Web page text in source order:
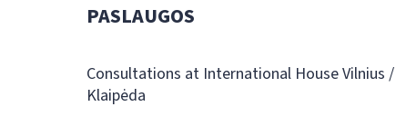
PASLAUGOS
Consultations at International House Vilnius /
Klaipėda